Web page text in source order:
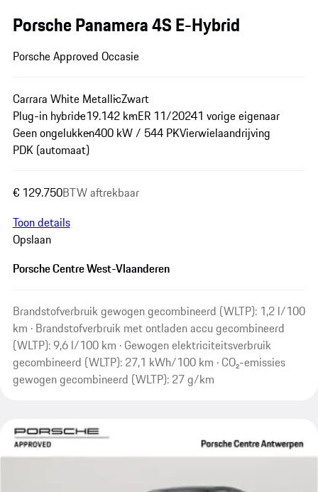
Porsche Panamera 4S E-Hybrid
Porsche Approved Occasie
Carrara White MetallicZwart
Plug-in hybride19.142 kmER 11/20241 vorige eigenaar
Geen ongelukken400 kW / 544 PKVierwielaandrijving
PDK (automaat)
€ 129.750BTW aftrekbaar
Toon details
Opslaan
Porsche Centre West-Vlaanderen
Brandstofverbruik gewogen gecombineerd (WLTP): 1,2 l/100
km · Brandstofverbruik met ontladen accu gecombineerd
(WLTP): 9,6 l/100 km · Gewogen elektriciteitsverbruik
gecombineerd (WLTP): 27,1 kWh/100 km · CO₂-emissies
gewogen gecombineerd (WLTP): 27 g/km